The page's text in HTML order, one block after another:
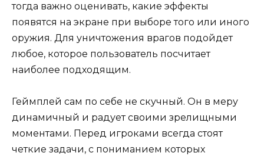
тогда важно оценивать, какие эффекты
появятся на экране при выборе того или иного
оружия. Для уничтожения врагов подойдет
любое, которое пользователь посчитает
наиболее подходящим.
Геймплей сам по себе не скучный. Он в меру
динамичный и радует своими зрелищными
моментами. Перед игроками всегда стоят
четкие задачи, с пониманием которых